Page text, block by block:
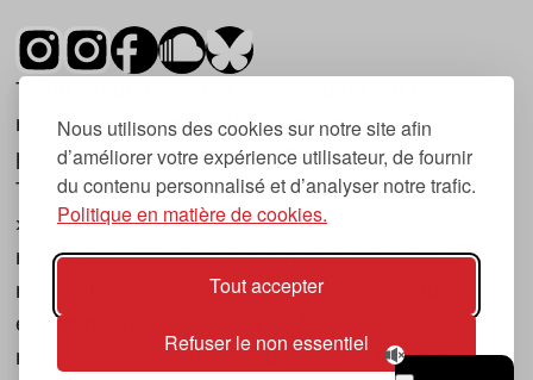
Nous utilisons des cookies sur notre site afin
d’améliorer votre expérience utilisateur, de fournir
du contenu personnalisé et d’analyser notre trafic.
Politique en matière de cookies.
Tout accepter
Refuser le non essentiel
Tsugi est un mensuel indépendant sur la
musique et les nouvelles tendances, dont la
première parution date de 2007.
Tsugi en japonais signifie « prochain », « suivant
», ce qui correspond à la thématique du
magazine, à l’affût des nouvelles tendances
musicales, qu’elles viennent de la musique
électronique, du rock ou du hip hop, et des
nouveaux phénomènes de société liés à la